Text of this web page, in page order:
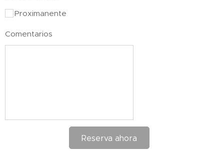
Proximanente
Comentarios
Reserva ahora